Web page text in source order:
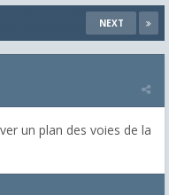
NEXT
un plan des voies de la